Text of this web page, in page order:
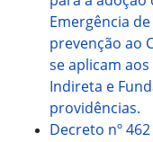
Emergência
prevenção ao
se aplicam
Indireta e
providências.
Decreto nº